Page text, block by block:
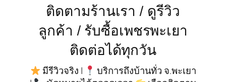
ติดตามร้านเรา / ดูรีวิว
ลูกค้า / รับซื้อเพชรพะเยา
ติดต่อได้ทุกวัน
มีรีวิวจริง |
บริการถึงบ้านทั่ว จ.พะเยา